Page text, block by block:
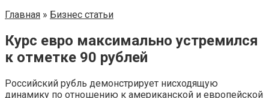
Главная » Бизнес статьи
Курс евро максимально устремился
к отметке 90 рублей
Российский рубль демонстрирует нисходящую
динамику по отношению к американской и европейской